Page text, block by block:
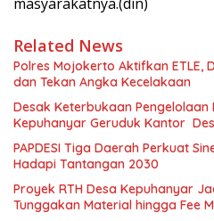
Related News
Polres Mojokerto Aktifkan ETLE,
dan Tekan Angka Kecelakaan
Desak Keterbukaan Pengelolaan
Kepuhanyar Geruduk Kantor
PAPDESI Tiga Daerah Perkuat
Hadapi Tantangan 2030
Proyek RTH Desa Kepuhanyar
Tunggakan Material hingga Fee